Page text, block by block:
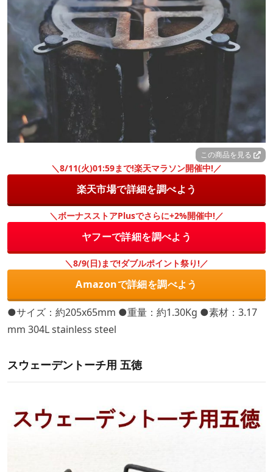
この商品を見る
＼8/11(火)01:59まで!楽天マラソン開催中!／
楽天市場で詳細を調べよう
＼ボーナスストアPlusでさらに+2%開催中!／
ヤフーで詳細を調べよう
＼8/9(日)まで!ダブルポイント祭り!／
Amazonで詳細を調べよう
●サイズ：約205x65mm ●重量：約1.30Kg ●素材：3.17
mm 304L stainless steel
スウェーデントーチ用 五徳